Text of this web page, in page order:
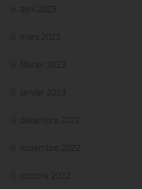
avril 2023
mars 2023
février 2023
janvier 2023
décembre 2022
novembre 2022
octobre 2022